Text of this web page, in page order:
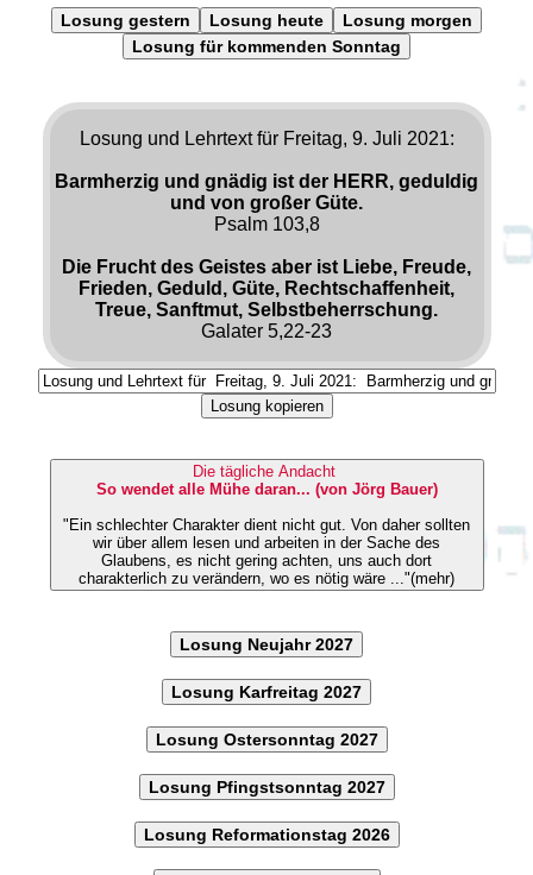
Losung gestern Losung heute
Losung morgen
Losung für kommenden Sonntag
Losung und Lehrtext für Freitag, 9. Juli 2021:
Barmherzig und gnädig ist der HERR, geduldig
und von großer Güte.
Psalm 103,8
Die Frucht des Geistes aber ist Liebe, Freude,
Frieden, Geduld, Güte, Rechtschaffenheit,
Treue, Sanftmut, Selbstbeherrschung.
Galater 5,22-23
Losung kopieren
Die tägliche Andacht
So wendet alle Mühe daran... (von Jörg Bauer)
"Ein schlechter Charakter dient nicht gut. Von daher sollten
wir über allem lesen und arbeiten in der Sache des
Glaubens, es nicht gering achten, uns auch dort
charakterlich zu verändern, wo es nötig wäre ..."(mehr)
Losung Neujahr 2027
Losung Karfreitag 2027
Losung Ostersonntag 2027
Losung Pfingstsonntag 2027
Losung Reformationstag 2026